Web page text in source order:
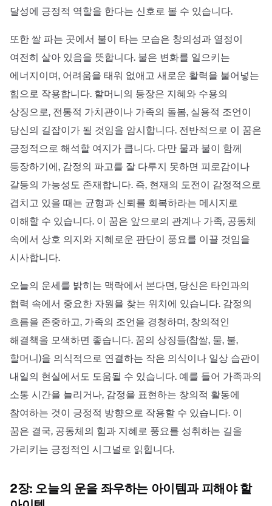
달성에 긍정적 역할을 한다는 신호로 볼 수 있습니다.
또한 쌀 파는 곳에서 불이 타는 모습은 창의성과 열정이
여전히 살아 있음을 뜻합니다. 불은 변화를 일으키는
에너지이며, 어려움을 태워 없애고 새로운 활력을 불어넣는
힘으로 작용합니다. 할머니의 등장은 지혜와 수용의
상징으로, 전통적 가치관이나 가족의 돌봄, 실용적 조언이
당신의 길잡이가 될 것임을 암시합니다. 전반적으로 이 꿈은
긍정적으로 해석할 여지가 큽니다. 다만 물과 불이 함께
등장하기에, 감정의 파고를 잘 다루지 못하면 피로감이나
갈등의 가능성도 존재합니다. 즉, 현재의 도전이 감정적으로
겹치고 있을 때는 균형과 신뢰를 회복하라는 메시지로
이해할 수 있습니다. 이 꿈은 앞으로의 관계나 가족, 공동체
속에서 상호 의지와 지혜로운 판단이 풍요를 이끌 것임을
시사합니다.
오늘의 운세를 밝히는 맥락에서 본다면, 당신은 타인과의
협력 속에서 중요한 자원을 찾는 위치에 있습니다. 감정의
흐름을 존중하고, 가족의 조언을 경청하며, 창의적인
해결책을 모색하면 좋습니다. 꿈의 상징들(찹쌀, 물, 불,
할머니)을 의식적으로 연결하는 작은 의식이나 일상 습관이
내일의 현실에서도 도움될 수 있습니다. 예를 들어 가족과의
소통 시간을 늘리거나, 감정을 표현하는 창의적 활동에
참여하는 것이 긍정적 방향으로 작용할 수 있습니다. 이
꿈은 결국, 공동체의 힘과 지혜로 풍요를 성취하는 길을
가리키는 긍정적인 시그널로 읽힙니다.
2장: 오늘의 운을 좌우하는 아이템과 피해야 할